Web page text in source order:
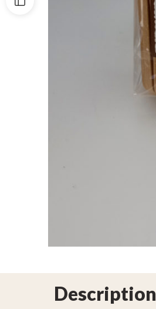
Description